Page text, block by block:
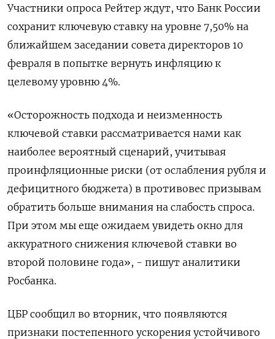
Участники опроса Рейтер ждут, что Банк России
сохранит ключевую ставку на уровне 7,50% на
ближайшем заседании совета директоров 10
февраля в попытке вернуть инфляцию к
целевому уровню 4%.
«Осторожность подхода и неизменность
ключевой ставки рассматривается нами как
наиболее вероятный сценарий, учитывая
проинфляционные риски (от ослабления рубля и
дефицитного бюджета) в противовес призывам
обратить больше внимания на слабость спроса.
При этом мы еще ожидаем увидеть окно для
аккуратного снижения ключевой ставки во
второй половине года», - пишут аналитики
Росбанка.
ЦБР сообщил во вторник, что появляются
признаки постепенного ускорения устойчивого